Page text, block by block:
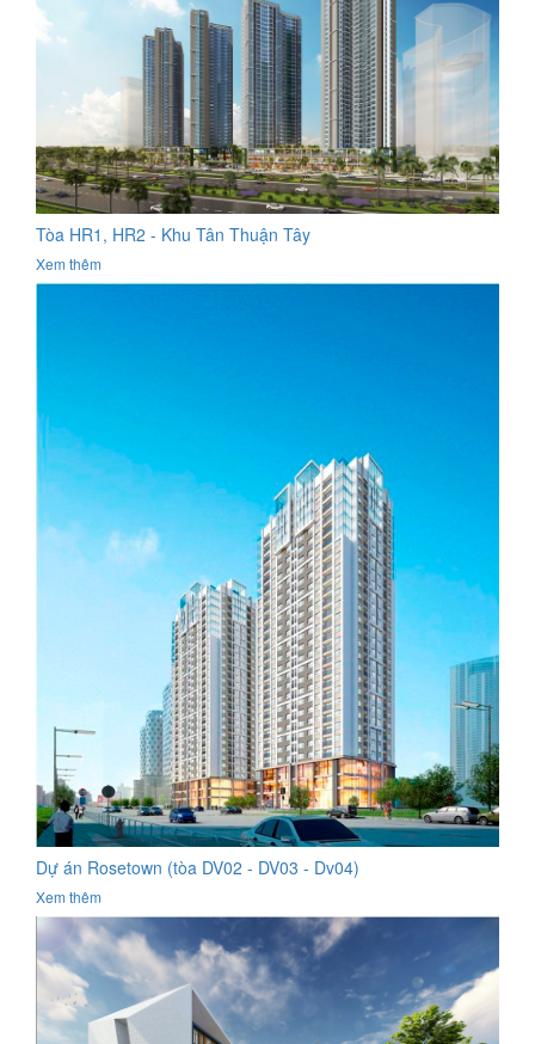
Tòa HR1, HR2 - Khu Tân Thuận Tây
Xem thêm
Dự án Rosetown (tòa DV02 - DV03 - Dv04)
Xem thêm